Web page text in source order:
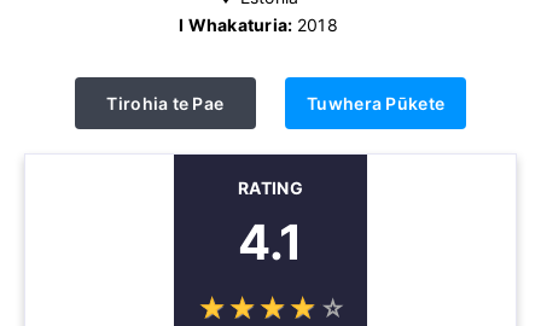
I Whakaturia: 2018
Tirohia te Pae Tuwhera Pūkete
RATING
4.1
☆☆☆☆ ☆
★★★★ ★